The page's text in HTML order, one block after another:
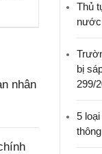
nhân
Thủ
nước
bị
299/
5